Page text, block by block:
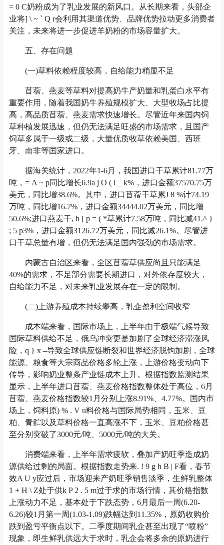
= 0 C奶粉成为了乳业发展的新风口。从长期来看，头部企
业将] \ ~ ` Q r会利用其渠道优势、品牌优势拉动更多消费者
关注，未来将进一步促进羊奶粉的市场容量扩大。
五、存在问题
(一)草料依赖程度较高，自给能力稍显不足
苜蓿、燕麦等草料对提高奶牛产奶量和乳蛋白水平有
重要作用，随着我国奶牛养殖规模扩大、大型牧场占比提
高，高品质苜蓿、燕麦需求快速增长。尽管近年来国内饲
草种植发展迅速，但仍无法满足旺盛的市场需求，且国产
饲草多属于一级或二级，大量优质牧草依赖美国、西班
牙、南非等国家进口。
据海关统计，2022年1-6月，我国进口干草累计81.77万
吨， = A ~ p同比增长6.9a j O ( l _ k%，进口金额37570.75万
美元，同比增38.6%。其中，进口苜蓿干草累J 8 %计74.19
万吨，同比增16.7%，进口金额34444.02万美元，同比增
50.6%;进口燕麦干, h [ p = ( *草累计7.58万吨，同比减41.^ }
; 5 p3%，进口金额3126.72万美元，同比减26.1%。尽管进
口干草总量有增，但仍无法满足国内强劲的市场需求。
内蒙古自治区来看，全区苜蓿草供应尚且只能满足
40%的需求，不足部分需要长期进口，对外依存度较大，
自给能力不足，对未来乳业发展存在一定的限制。
(二)上游养殖成本持续攀高，乳企盈利空间收窄
成本端来看，国际市场上，上半年由于极端气候导致
国际草料供给不足，俄乌冲突更是加剧了全球经济滞涨风
险， q } x –导致全球供应链断裂和世界经济脱钩加剧，全球
能源、粮食等大宗商品价格多轮上涨，上游价格变动向下
传导，影响奶业整条产业链成本上升。根据指数监测结果
显示，上半年进口苜蓿、燕麦价格指数整体处于高位，6月
苜蓿、燕麦价格指数较1月分别上涨8.91%、4.77%。国内市
场上，饲料原) % . V u料价格与国际局势相同，玉米、豆
粕、青贮以及草料价格一直高涨不下，玉米、豆粕价格甚
至分别突破了3000元/吨、5000元/吨的大关。
消费端来看，上半年需求疲软，叠加产奶旺季造成奶
源供给过剩的局面。根据指数走势来. ! 9 g h B | F看，春节
效A U y应过后，市场迎来产奶旺季销售淡季，生鲜乳整体
1 + H \ Z处于供k P 2 . 5 m过于求的市场行情，其价格指数
上涨动力不足，基本处于下跌态势，6月最后一周(6.20-
6.26)较1月第一周(1.03-1.09)跌幅达到11.35%，原奶收购价
跌到盈亏平衡点以下。二季度期间乳企甚至出现了“喷粉”
现象，即生鲜乳供远大于求时，乳企会将多余的原奶进行